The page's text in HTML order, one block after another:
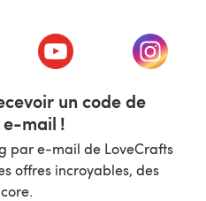
onglet)
dans un nouvel onglet)
(s'ouvre dans un(s'ouvre
un code de
e-mail !
par e-mail de LoveCrafts
offres incroyables, des